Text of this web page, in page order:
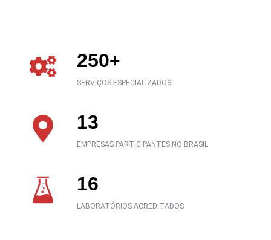
250+
SERVIÇOS ESPECIALIZADOS
13
EMPRESAS PARTICIPANTES NO BRASIL
16
LABORATÓRIOS ACREDITADOS